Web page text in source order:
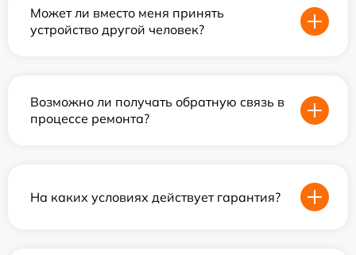
Может ли вместо меня принять
устройство другой человек?
Возможно ли получать обратную связь в
процессе ремонта?
На каких условиях действует гарантия?